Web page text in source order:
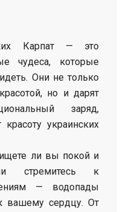
Карпат — это
чудеса, которые
Они не только
но и дарят
заряд,
украинских
ли вы покой и
стремитесь к
— водопады
вашему сердцу. От